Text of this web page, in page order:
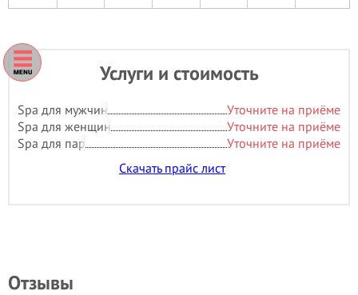
Услуги и стоимость
Spa для мужчин
Уточните на приёме
Spa для женщин
Уточните на приёме
Spa для пар
Уточните на приёме
Скачать прайс лист
Отзывы